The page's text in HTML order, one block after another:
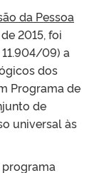
da Pessoa
2015, foi
11.904/09) a
dos
Programa de
de
universal às